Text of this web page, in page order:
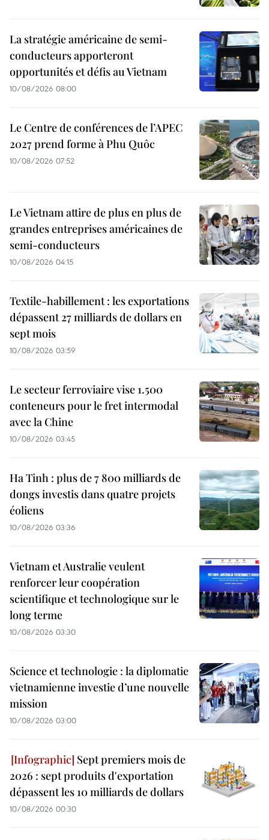
La stratégie américaine de semi-
conducteurs apporteront
opportunités et défis au Vietnam
10/08/2026 08:00
Le Centre de conférences de l’APEC
2027 prend forme à Phu Quôc
10/08/2026 07:52
Le Vietnam attire de plus en plus de
grandes entreprises américaines de
semi-conducteurs
10/08/2026 04:15
Textile-habillement : les exportations
dépassent 27 milliards de dollars en
sept mois
10/08/2026 03:59
Le secteur ferroviaire vise 1.500
conteneurs pour le fret intermodal
avec la Chine
10/08/2026 03:45
Ha Tinh : plus de 7 800 milliards de
dongs investis dans quatre projets
éoliens
10/08/2026 03:36
Vietnam et Australie veulent
renforcer leur coopération
scientifique et technologique sur le
long terme
10/08/2026 03:30
Science et technologie : la diplomatie
vietnamienne investie d’une nouvelle
mission
10/08/2026 03:00
Sept premiers mois de
2026 : sept produits d'exportation
dépassent les 10 milliards de dollars
10/08/2026 00:30